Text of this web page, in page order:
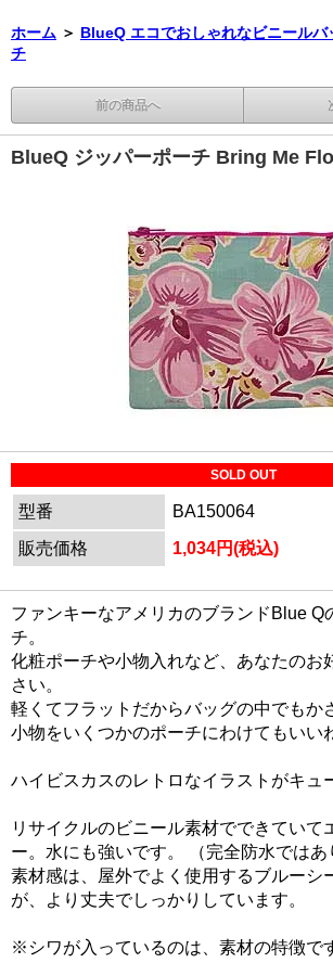
ホーム ＞ BlueQ エコでおしゃれなビニールバ
チ
前の商品へ
BlueQ ジッパーポーチ Bring Me
SOLD OUT
型番
BA150064
販売価格
1,034円(税込)
ファンキーなアメリカのブランドBlue Q
チ。
化粧ポーチや小物入れなど、あなたのお
さい。
軽くてフラットだからバッグの中でもか
小物をいくつかのポーチにわけてもいい
ハイビスカスのレトロなイラストがキュ
リサイクルのビニール素材でできていて
ー。水にも強いです。 （完全防水ではあ
素材感は、屋外でよく使用するブルーシ
が、より丈夫でしっかりしています。
※シワが入っているのは、素材の特徴で